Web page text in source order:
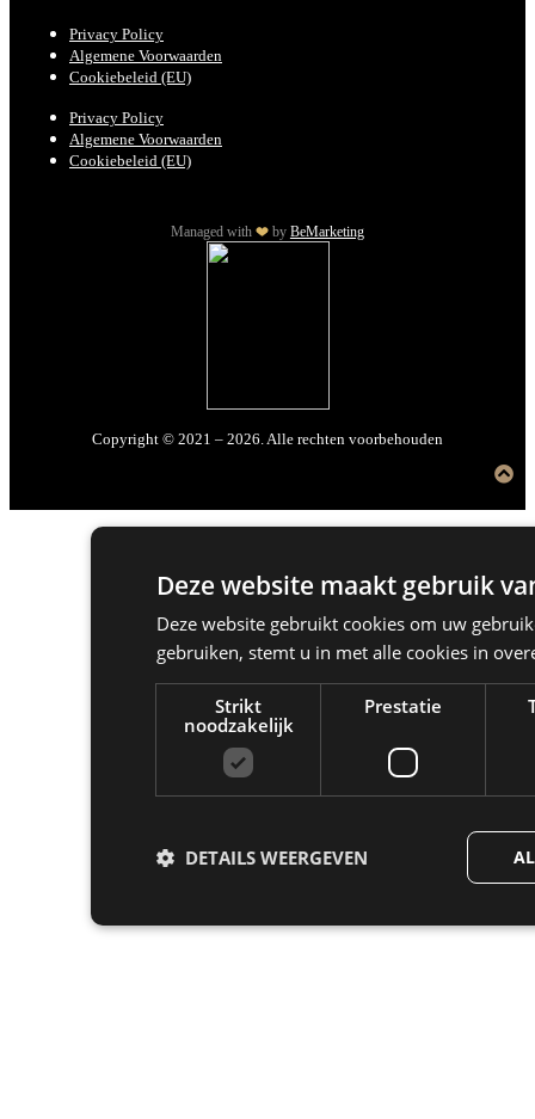
Privacy Policy
Algemene Voorwaarden
Cookiebeleid (EU)
Privacy Policy
Algemene Voorwaarden
Cookiebeleid (EU)
Managed with by BeMarketing
Copyright © 2021 – 2026. Alle rechten voorbehouden
Deze website maakt gebruik
Deze website gebruikt cookies om uw
gebruiken, stemt u in met alle cookies in
Strikt
noodzakelijk
Prestatie
DETAILS WEERGEVEN